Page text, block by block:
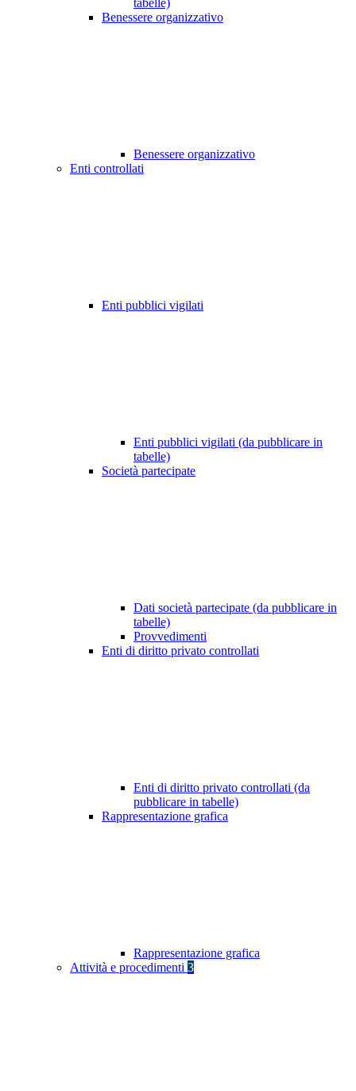
tabelle)
Benessere organizzativo
Benessere organizzativo
Enti controllati
Enti pubblici vigilati
Enti pubblici vigilati (da pubblicare in
tabelle)
Società partecipate
Dati società partecipate (da pubblicare in
tabelle)
Provvedimenti
Enti di diritto privato controllati
Enti di diritto privato controllati (da
pubblicare in tabelle)
Rappresentazione grafica
Rappresentazione grafica
Attività e procedimenti 3